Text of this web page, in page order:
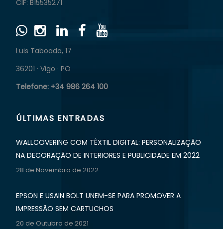
CIF: B15535271
Luis Taboada, 17
36201 · Vigo · PO
Telefone: +34 986 264 100
ÚLTIMAS ENTRADAS
WALLCOVERING COM TÊXTIL DIGITAL: PERSONALIZAÇÃO
NA DECORAÇÃO DE INTERIORES E PUBLICIDADE EM 2022
28 de Novembro de 2022
EPSON E USAIN BOLT UNEM-SE PARA PROMOVER A
IMPRESSÃO SEM CARTUCHOS
20 de Outubro de 2021